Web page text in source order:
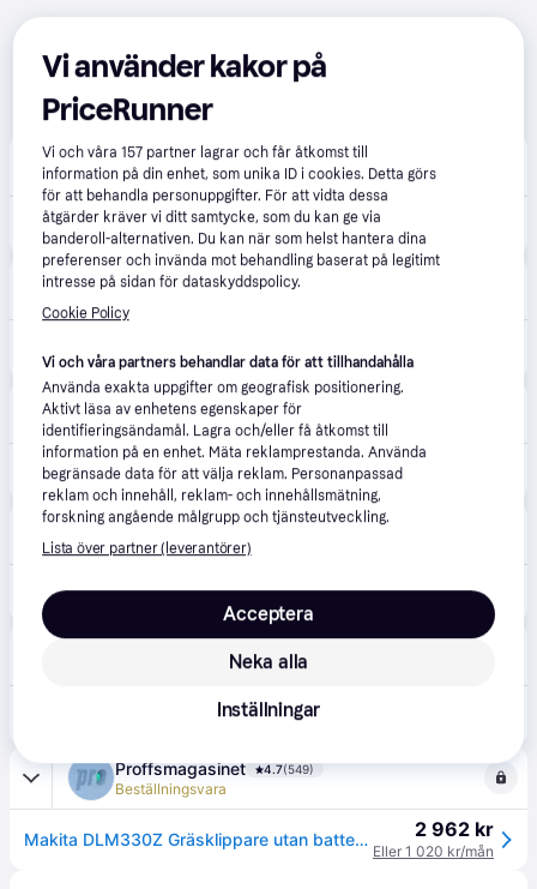
Conrad 2.6(7)
Fri frakt
Makita DLM330Z Batteri Batteridriven gräsklippare exkl. batteri, utan laddare Klippbredd 33 cm Lämplig för 450 m²
Eller 823 kr/mån
Verkter
Eller 840 kr/mån
Duab 4.5(54)
Fri frakt,4-5 dagar
Makita Gräsklippare DLM330Z utan batteri & laddare
B Beijer Bygg
119 kr frakt
GRÄSKLIPPARE DLM330Z MAKITA 18V BL NAKEN 450KVM 30L 330MM | Beijerbygg Byggmaterial3 525 kr
Buyersclub
3-4 dagar
Proffsmagasinet 4.7(549)
Beställningsvara
Makita DLM330Z Gräsklippare utan batteri och laddare 2 962 kr
Eller 1 020 kr/mån
Vi använder kakor på
PriceRunner
Vi och våra157 partner lagrar och får åtkomst till
information på din enhet, som unika ID i cookies. Detta görs
för att behandla personuppgifter. För att vidta dessa
åtgärder kräver vi ditt samtycke, som du kan ge via
banderoll-alternativen. Du kan när som helst hantera dina
preferenser och invända mot behandling baserat på legitimt
intresse på sidan för dataskyddspolicy.
Cookie Policy
Vi och våra partners behandlar data för att tillhandahålla
Använda exakta uppgifter om geografisk positionering.
Aktivt läsa av enhetens egenskaper för
identifieringsändamål. Lagra och/eller få åtkomst till
information på en enhet. Mäta reklamprestanda. Använda
begränsade data för att välja reklam. Personanpassad
reklam och innehåll, reklam- och innehållsmätning,
forskning angående målgrupp och tjänsteutveckling.
Lista över partner (leverantörer)
Neka alla
Acceptera
Inställningar